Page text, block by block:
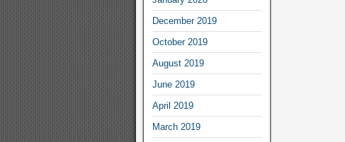
December 2019
October 2019
August 2019
June 2019
April 2019
March 2019